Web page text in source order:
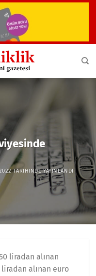
TARIHINDE YAYINLANDI
liradan alınan
liradan alınan euro